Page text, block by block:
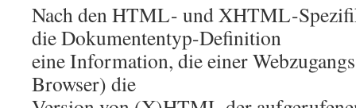
Nach den HTML- und XHTML-
die Dokumententyp-Definition
eine Information, die einer
Browser) die